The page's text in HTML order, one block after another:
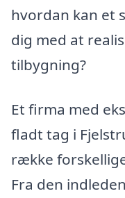
hvordan kan et
dig med at
tilbygning?
Et firma med
fladt tag i
række
Fra den